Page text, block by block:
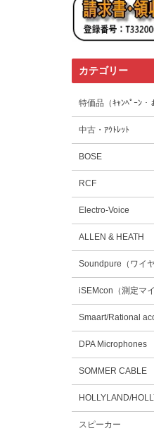
カテゴリー
特価品（ｷｬﾝﾍﾟｰﾝ・
中古・ｱｳﾄﾚｯﾄ
BOSE
RCF
Electro-Voice
ALLEN & HEATH
Soundpure（ワイヤ
iSEMcon（測定マイ
Smaart/Rational
DPA Microphones
SOMMER CABLE
HOLLYLAND/
スピーカー